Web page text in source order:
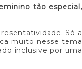
tão especial,
Só a
muito nesse tema
inclusive por uma